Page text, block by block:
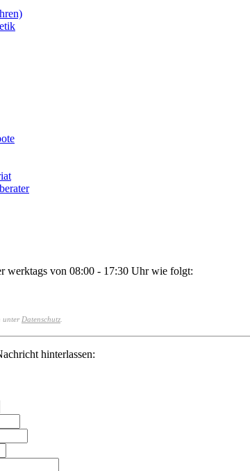
werktags von 08:00 - 17:30 Uhr wie folgt:
unter Datenschutz
hinterlassen: